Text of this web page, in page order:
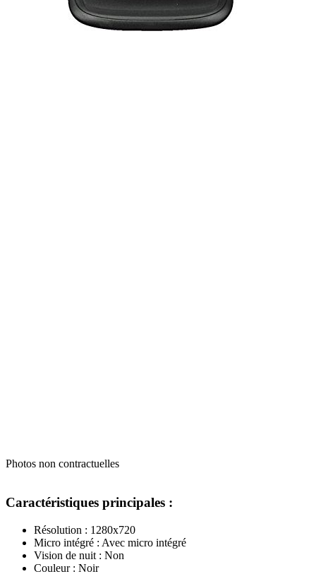
Photos non contractuelles
Caractéristiques principales :
Résolution : 1280x720
Micro intégré : Avec micro intégré
Vision de nuit : Non
Couleur : Noir